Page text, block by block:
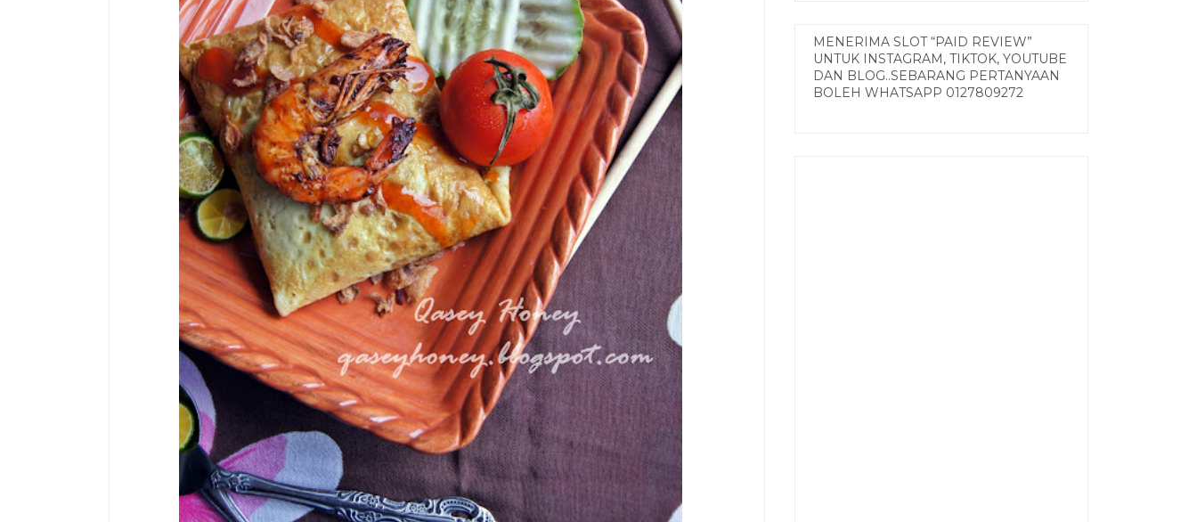
MENERIMA SLOT “PAID REVIEW”
UNTUK INSTAGRAM, TIKTOK, YOUTUBE
DAN BLOG..SEBARANG PERTANYAAN
BOLEH WHATSAPP 0127809272